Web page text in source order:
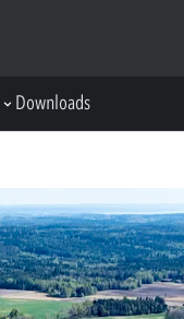
Downloads